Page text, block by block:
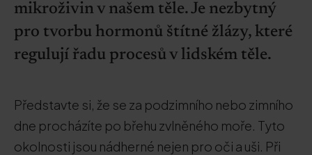
mikroživin v našem těle. Je nezbytný
pro tvorbu hormonů štítné žlázy, které
regulují řadu procesů v lidském těle.
Představte si, že se za podzimního nebo zimního
dne procházíte po břehu zvlněného moře. Tyto
okolnosti jsou nádherné nejen pro oči a uši. Při